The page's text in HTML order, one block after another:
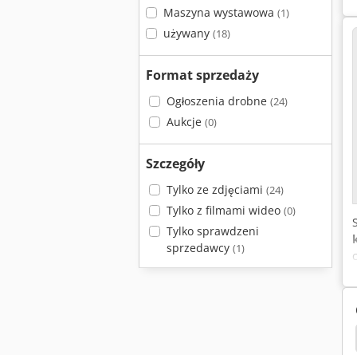
Maszyna wystawowa (1)
używany (18)
Format sprzedaży
Ogłoszenia drobne (24)
Aukcje (0)
Szczegóły
Tylko ze zdjęciami (24)
Tylko z filmami wideo (0)
Tylko sprawdzeni
sprzedawcy (1)